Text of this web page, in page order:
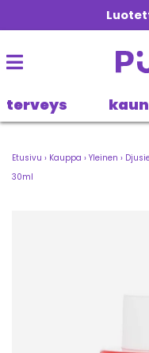
terveys
Etusivu › Kauppa › Yleinen ›
30ml